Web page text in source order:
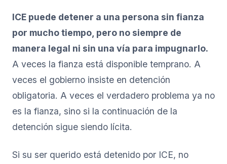
ICE puede detener a una persona sin fianza
por mucho tiempo, pero no siempre de
manera legal ni sin una vía para impugnarlo.
A veces la fianza está disponible temprano. A
veces el gobierno insiste en detención
obligatoria. A veces el verdadero problema ya no
es la fianza, sino si la continuación de la
detención sigue siendo lícita.
Si su ser querido está detenido por ICE, no